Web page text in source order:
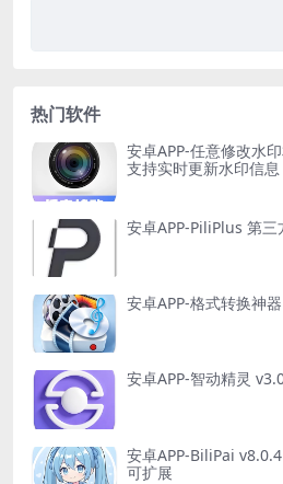
热门软件
安卓APP-任意修改水
支持实时更新水印信息
安卓APP-PiliPlus 第三
安卓APP-格式转换神
安卓APP-智动精灵
安卓APP-BiliPai
可扩展